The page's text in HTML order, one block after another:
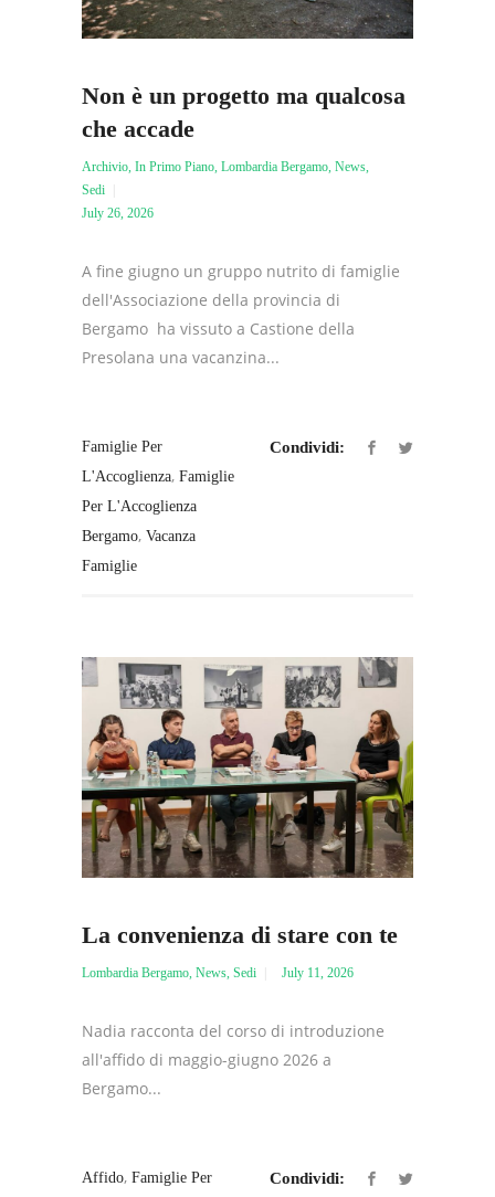
Non è un progetto ma qualcosa
che accade
Archivio In Primo Piano Lombardia Bergamo News
Sedi
July 26, 2026
A fine giugno un gruppo nutrito di famiglie
dell'Associazione della provincia di
Bergamo ha vissuto a Castione della
Presolana una vacanzina...
Famiglie Per
L'Accoglienza, Famiglie
Per L'Accoglienza
Bergamo, Vacanza
Famiglie
Condividi:
La convenienza di stare con te
Lombardia Bergamo News Sedi July 11, 2026
Nadia racconta del corso di introduzione
all'affido di maggio-giugno 2026 a
Bergamo...
Affido, Famiglie Per
Condividi: